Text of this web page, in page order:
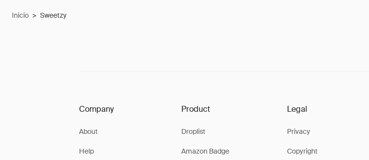
Inicio > Sweetzy
Company
About
Help
Product
Droplist
Amazon Badge
Legal
Privacy
Copyright